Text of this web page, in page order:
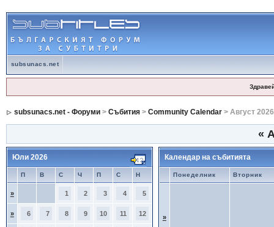
subsunacs.net
subsunacs.net - Форуми> Събития> Community Calendar> Август 2026
«
Юли 2026
П В С Ч П С Н
» 1 2 3 4 5
» 6 7 8 9 10 11 12
Календар на събитията
Понеделник Вторник
»